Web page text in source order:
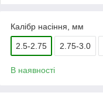
Калібр насіння, мм
2.5-2.75 2.75-3.0
В наявності